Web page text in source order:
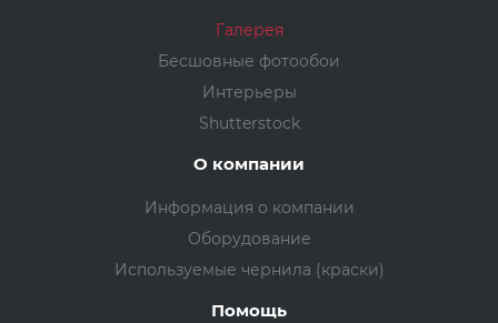
Галерея
Бесшовные фотообои
Интерьеры
Shutterstock
О компании
Информация о компании
Оборудование
Используемые чернила (краски)
Помощь